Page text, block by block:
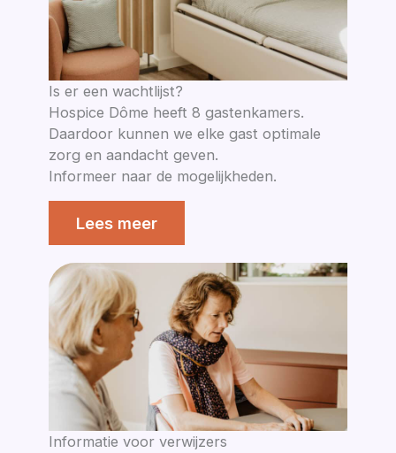
Is er een wachtlijst?
Hospice Dôme heeft 8 gastenkamers.
Daardoor kunnen we elke gast optimale
zorg en aandacht geven.
Informeer naar de mogelijkheden.
Lees meer
Informatie voor verwijzers